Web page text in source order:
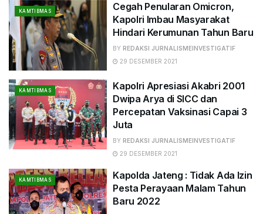
KAMTIBMAS
Cegah Penularan Omicron,
Kapolri Imbau Masyarakat
Hindari Kerumunan Tahun Baru
BY REDAKSI JURNALISMEINVESTIGATIF
29 DESEMBER 2021
KAMTIBMAS
Kapolri Apresiasi Akabri 2001
Dwipa Arya di SICC dan
Percepatan Vaksinasi Capai 3
Juta
BY REDAKSI JURNALISMEINVESTIGATIF
29 DESEMBER 2021
KAMTIBMAS
Kapolda Jateng : Tidak Ada Izin
Pesta Perayaan Malam Tahun
Baru 2022